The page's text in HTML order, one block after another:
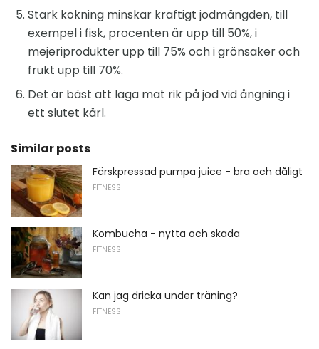
Stark kokning minskar kraftigt jodmängden, till
exempel i fisk, procenten är upp till 50%, i
mejeriprodukter upp till 75% och i grönsaker och
frukt upp till 70%.
Det är bäst att laga mat rik på jod vid ångning i
ett slutet kärl.
Similar posts
Färskpressad pumpa juice - bra och dåligt
FITNESS
Kombucha - nytta och skada
FITNESS
Kan jag dricka under träning?
FITNESS